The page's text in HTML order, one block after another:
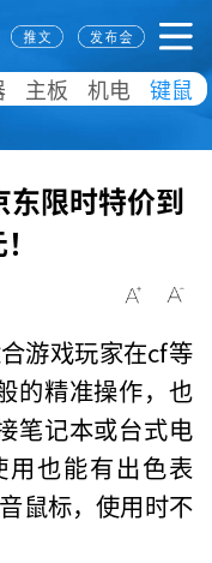
主板 机电 键鼠
东限时特价到
游戏玩家在cf等
的精准操作，也
笔记本或台式电
也能有出色表
鼠标，使用时不